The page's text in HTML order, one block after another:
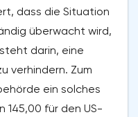
dass die Situation
überwacht wird,
darin, eine
verhindern. Zum
ein solches
145,00 für den US-